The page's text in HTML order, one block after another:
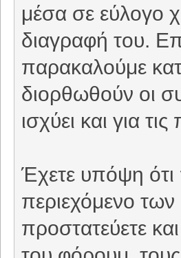
μέσα σε εύλογο
διαγραφή του.
παρακαλούμε
διορθωθούν οι
ισχύει και για
Έχετε υπόψη ότι
περιεχόμενο
προστατεύετε